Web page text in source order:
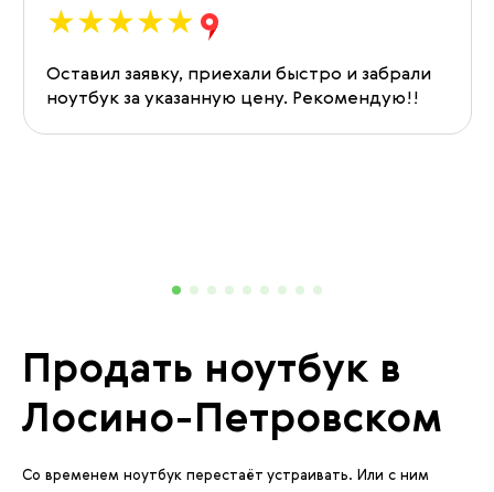
Оставил заявку, приехали быстро и забрали
ноутбук за указанную цену. Рекомендую!!
Продать ноутбук в
Лосино-Петровском
Со временем ноутбук перестаёт устраивать. Или с ним